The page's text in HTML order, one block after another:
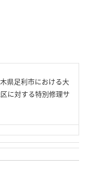
県足利市における大
に対する特別修理サ